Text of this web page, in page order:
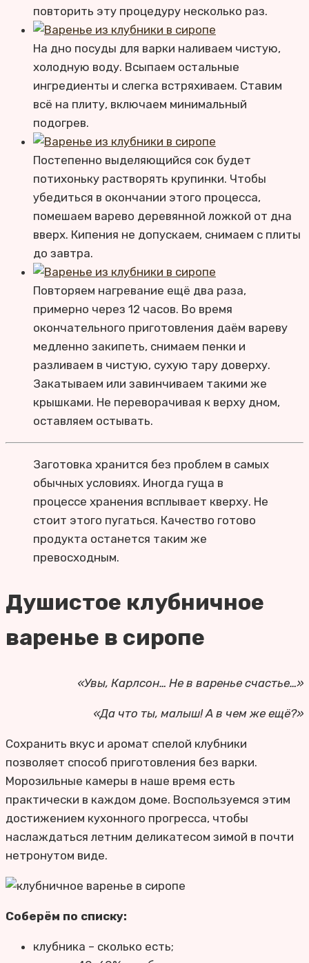
повторить эту процедуру несколько раз.
На дно посуды для варки наливаем чистую,
холодную воду. Всыпаем остальные
ингредиенты и слегка встряхиваем. Ставим
всё на плиту, включаем минимальный
подогрев.
Постепенно выделяющийся сок будет
потихоньку растворять крупинки. Чтобы
убедиться в окончании этого процесса,
помешаем варево деревянной ложкой от дна
вверх. Кипения не допускаем, снимаем с плиты
до завтра.
Повторяем нагревание ещё два раза,
примерно через 12 часов. Во время
окончательного приготовления даём вареву
медленно закипеть, снимаем пенки и
разливаем в чистую, сухую тару доверху.
Закатываем или завинчиваем такими же
крышками. Не переворачивая к верху дном,
оставляем остывать.
Заготовка хранится без проблем в самых
обычных условиях. Иногда гуща в
процессе хранения всплывает кверху. Не
стоит этого пугаться. Качество готово
продукта останется таким же
превосходным.
Душистое клубничное
варенье в сиропе
«Увы, Карлсон… Не в варенье счастье…»
«Да что ты, малыш! А в чем же ещё?»
Сохранить вкус и аромат спелой клубники
позволяет способ приготовления без варки.
Морозильные камеры в наше время есть
практически в каждом доме. Воспользуемся этим
достижением кухонного прогресса, чтобы
наслаждаться летним деликатесом зимой в почти
нетронутом виде.
Соберём по списку:
клубника – сколько есть;